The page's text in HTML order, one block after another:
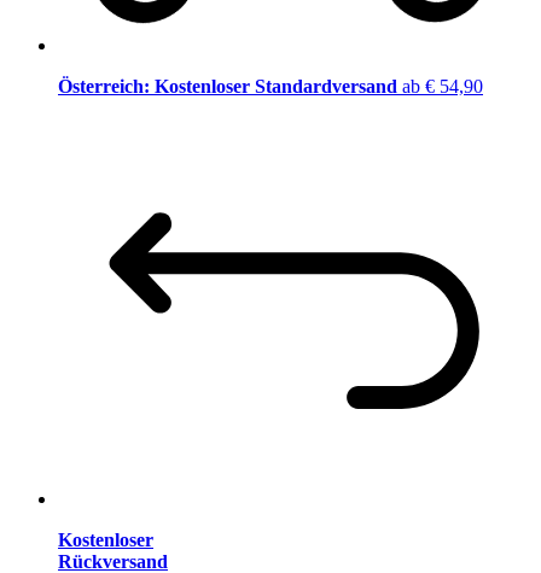
Österreich: Kostenloser Standardversand ab € 54,90
Kostenloser
Rückversand